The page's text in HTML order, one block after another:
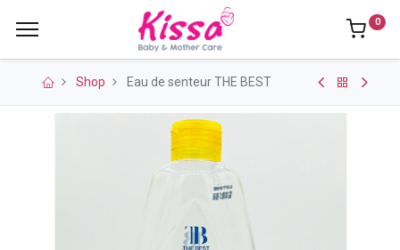
0
Shop Eau de senteur THE BEST